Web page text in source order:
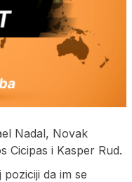
Nadal, Novak
Cicipas i Kasper Rud.
da im se